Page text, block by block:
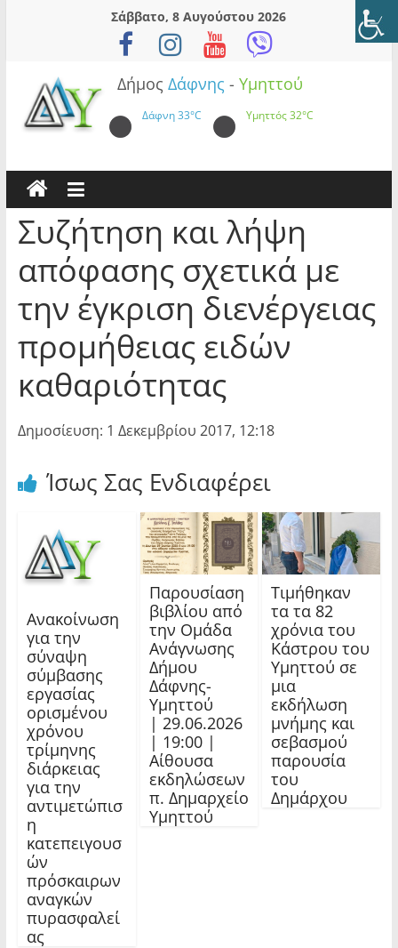
Σάββατο, 8 Αυγούστου 2026
Δήμος Δάφνης - Υμηττού
Δάφνη33°C Υμηττός32°C
Συζήτηση και λήψη
απόφασης σχετικά με
την έγκριση διενέργειας
προμήθειας ειδών
καθαριότητας
Δημοσίευση: 1 Δεκεμβρίου 2017, 12:18
Ίσως Σας Ενδιαφέρει
Ανακοίνωση
για την
σύναψη
σύμβασης
εργασίας
ορισμένου
χρόνου
τρίμηνης
διάρκειας
για την
αντιμετώπισ
η
κατεπειγουσ
ών
πρόσκαιρων
αναγκών
πυρασφαλεί
ας
Παρουσίαση
βιβλίου από
την Ομάδα
Ανάγνωσης
Δήμου
Δάφνης-
Υμηττού
| 29.06.2026
| 19:00 |
Αίθουσα
εκδηλώσεων
π. Δημαρχείο
Υμηττού
Τιμήθηκαν
τα τα 82
χρόνια του
Κάστρου του
Υμηττού σε
μια
εκδήλωση
μνήμης και
σεβασμού
παρουσία
του
Δημάρχου